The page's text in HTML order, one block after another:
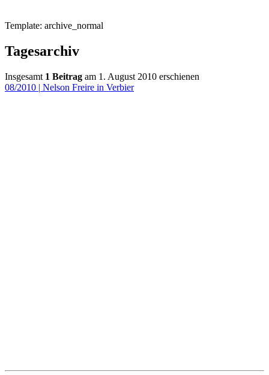
Template: archive_normal
Tagesarchiv
Insgesamt 1 Beitrag am 1. August 2010 erschienen
08/2010 | Nelson Freire in Verbier